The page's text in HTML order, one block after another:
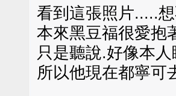
看到這張照片.....
本來黑豆福很愛抱
只是聽說.好像本
所以他現在都寧可